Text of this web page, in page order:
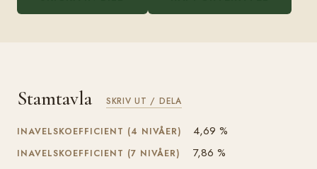
Stamtavla SKRIV UT / DELA
INAVELSKOEFFICIENT (4 NIVÅER) 4,69 %
INAVELSKOEFFICIENT (7 NIVÅER) 7,86 %